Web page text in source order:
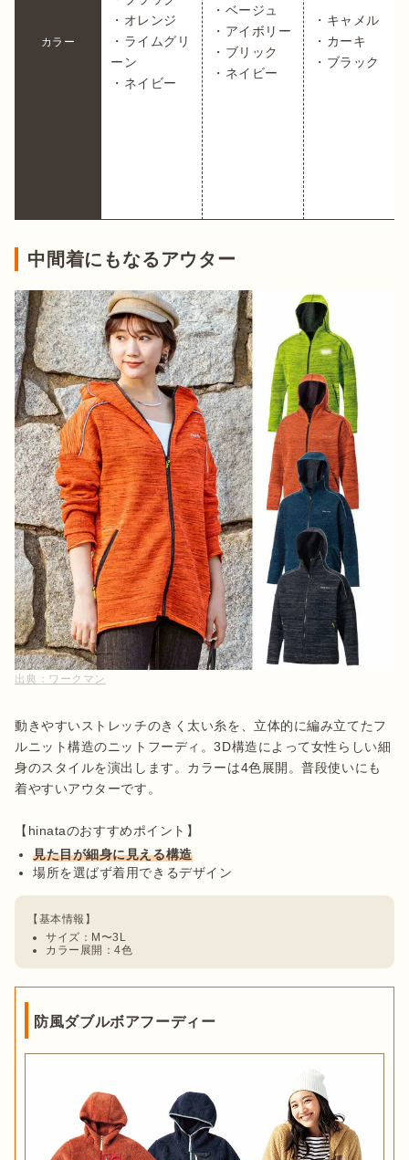
カラー
・オレンジ
・ライムグリ
ーン
・ネイビー
・ベージュ
・アイボリー
・ブリック
・ネイビー
・キャメル
・カーキ
・ブラック
中間着にもなるアウター
出典： ワークマン
動きやすいストレッチのきく太い糸を、立体的に編み立てたフ
ルニット構造のニットフーディ。3D構造によって女性らしい細
身のスタイルを演出します。カラーは4色展開。普段使いにも
着やすいアウターです。
見た目が細身に見える構造
場所を選ばず着用できるデザイン
サイズ：M〜3L
カラー展開：4色
防風ダブルボアフーディー